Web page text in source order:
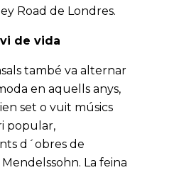
Road de Londres.
de vida
també va alternar
en aquells anys,
set o vuit músics
popular,
d´obres de
La feina